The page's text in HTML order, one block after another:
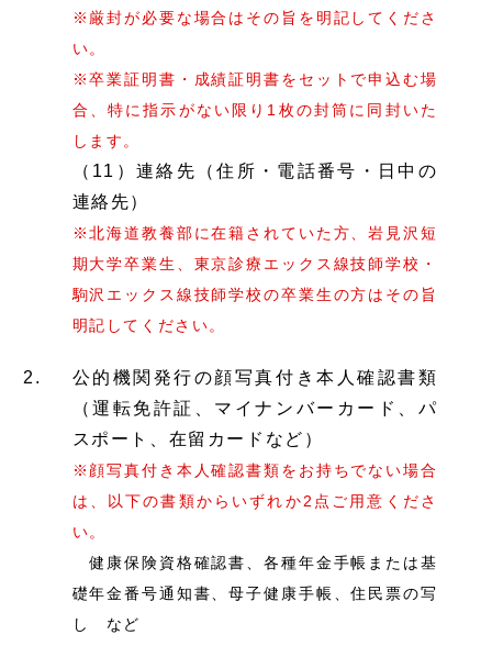
※厳封が必要な場合はその旨を明記してくださ
い。
※卒業証明書・成績証明書をセットで申込む場
合、特に指示がない限り1枚の封筒に同封いた
します。
（11）連絡先（住所・電話番号・日中の
連絡先）
※北海道教養部に在籍されていた方、岩見沢短
期大学卒業生、東京診療エックス線技師学校・
駒沢エックス線技師学校の卒業生の方はその旨
明記してください。
公的機関発行の顔写真付き本人確認書類
（運転免許証、マイナンバーカード、パ
スポート、在留カードなど）
※顔写真付き本人確認書類をお持ちでない場合
は、以下の書類からいずれか2点ご用意くださ
い。
健康保険資格確認書、各種年金手帳または基
礎年金番号通知書、母子健康手帳、住民票の写
し など